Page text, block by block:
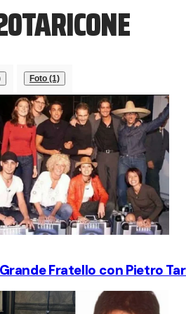
Foto (1)
Fratello con Pietro